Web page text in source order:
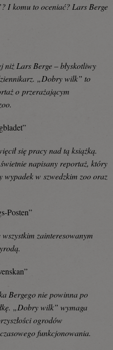
I komu to oceniać? Lars Berge
niż Lars Berge – błyskotliwy
„Dobry wilk” to
o przerażającym
się pracy nad tą książką.
napisany reportaż, który
wypadek w szwedzkim zoo oraz
Posten”
zainteresowanym
Bergego nie powinna po
„Dobry wilk” wymaga
ogrodów
funkcjonowania.